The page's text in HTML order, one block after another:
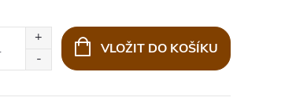
VLOŽIT DO KOŠÍKU